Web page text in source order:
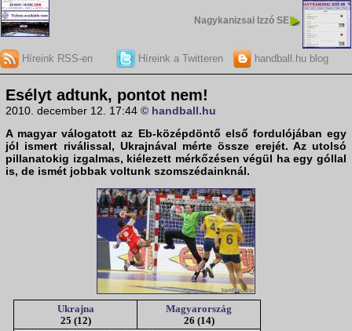
Nagykanizsai Izzó SE
Híreink RSS-en Híreink a Twitteren handball.hu blog
Esélyt adtunk, pontot nem!
2010. december 12. 17:44 © handball.hu
A magyar válogatott az Eb-középdöntő első fordulójában egy
jól ismert riválissal, Ukrajnával mérte össze erejét. Az utolsó
pillanatokig izgalmas, kiélezett mérkőzésen végül ha egy góllal
is, de ismét jobbak voltunk szomszédainknál.
Ukrajna
25 (12)
Magyarország
26 (14)